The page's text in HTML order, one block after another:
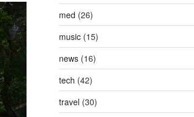
med (26)
music(15)
news(16)
tech (42)
travel(30)